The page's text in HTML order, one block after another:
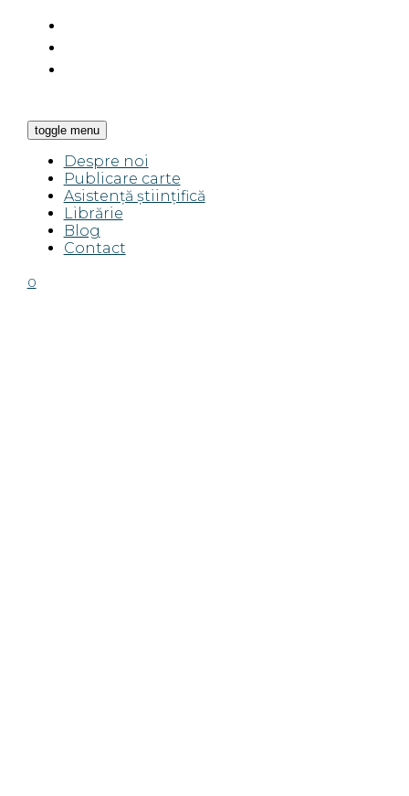
toggle menu
Despre noi
Publicare carte
Asistență științifică
Librărie
Blog
Contact
0